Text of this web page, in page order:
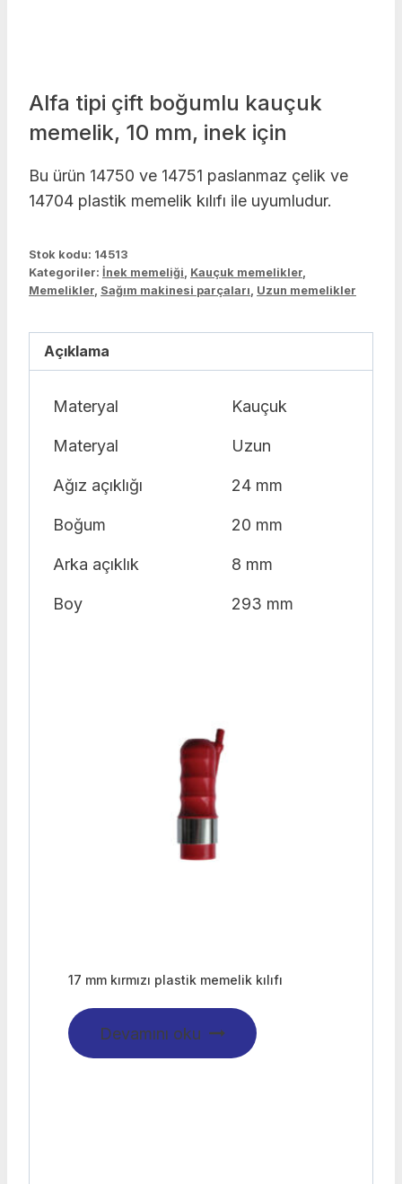
Alfa tipi çift boğumlu kauçuk
memelik, 10 mm, inek için
Bu ürün 14750 ve 14751 paslanmaz çelik ve
14704 plastik memelik kılıfı ile uyumludur.
Stok kodu: 14513
Kategoriler: İnek memeliği, Kauçuk memelikler,
Memelikler, Sağım makinesi parçaları, Uzun memelikler
Açıklama
Materyal Kauçuk
Materyal Uzun
Ağız açıklığı 24 mm
Boğum 20 mm
Arka açıklık 8 mm
Boy 293 mm
17 mm kırmızı plastik memelik kılıfı
Devamını oku